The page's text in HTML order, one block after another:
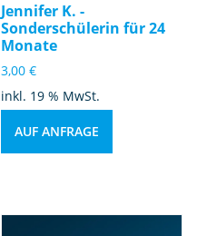
Jennifer K. -
Sonderschülerin für 24
Monate
3,00€
inkl. 19 % MwSt.
AUF ANFRAGE